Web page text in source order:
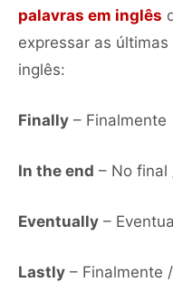
palavras em inglês
expressar as
inglês:
Finally – Finalmente
In the end – No final
Eventually –
Lastly – Finalmente